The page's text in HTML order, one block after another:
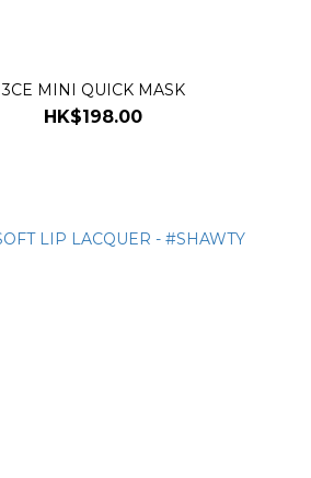
3CE MINI QUICK MASK
HK$198.00